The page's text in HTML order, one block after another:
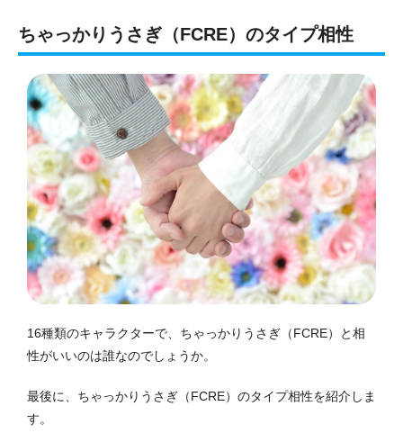
ちゃっかりうさぎ（FCRE）のタイプ相性
16種類のキャラクターで、ちゃっかりうさぎ（FCRE）と相
性がいいのは誰なのでしょうか。
最後に、ちゃっかりうさぎ（FCRE）のタイプ相性を紹介しま
す。